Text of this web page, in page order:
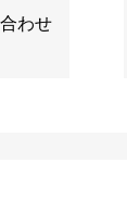
わせ